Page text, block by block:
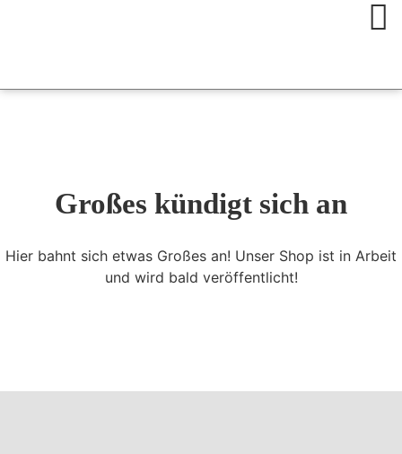
Großes kündigt sich an
Hier bahnt sich etwas Großes an! Unser Shop ist in Arbeit
und wird bald veröffentlicht!